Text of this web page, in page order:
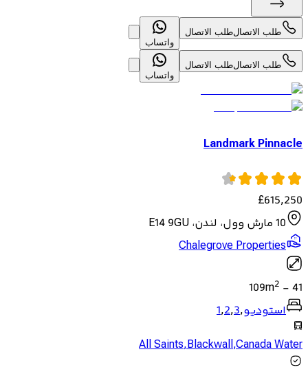
طلب الاتصالطلب الاتصال
واتساب
طلب الاتصالطلب الاتصال
واتساب
Landmark Pinnacle
£615,250
10 مارش وول، لندن، E14 9GU
Chalegrove Properties
41
-
109m2
استوديو,
1,2,3
All Saints,Blackwall,Canada Water